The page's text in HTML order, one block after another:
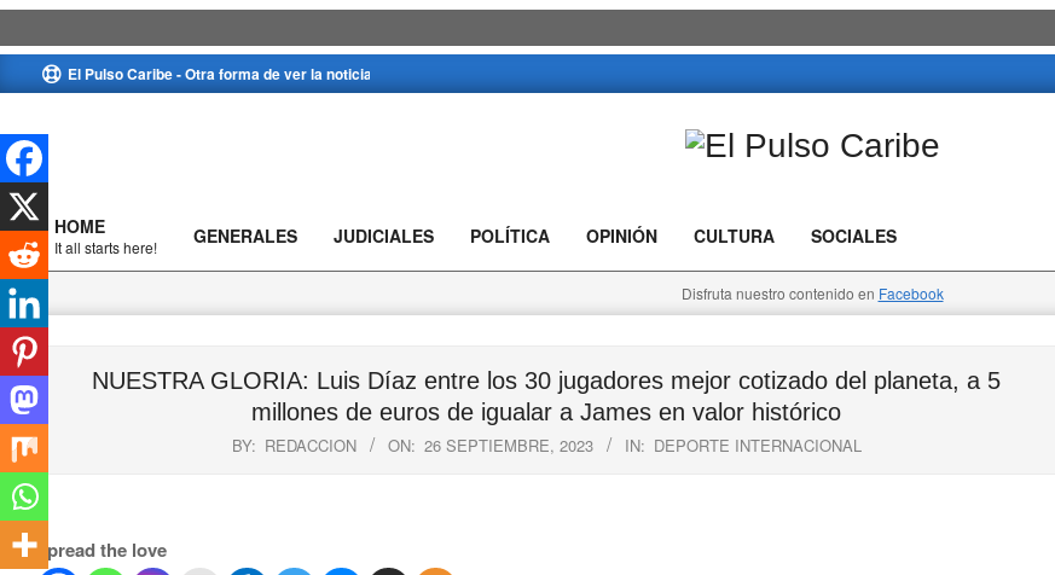
to
El Pulso Caribe - Otra forma de ver la noticia
Caribe
Primary
Navigation
Menu
HOME
It all starts here! GENERALES JUDICIALES POLÍTICA OPINIÓN CULTURA SOCIALES
Disfruta nuestro contenido en Facebook
NUESTRA GLORIA: Luis Díaz entre los 30 jugadores mejor cotizado del planeta, a 5
millones de euros de igualar a James en valor histórico
BY: REDACCION ON: 26 SEPTIEMBRE, 2023 IN: DEPORTE INTERNACIONAL
Spread the love